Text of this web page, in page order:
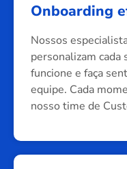
Onboarding
Nossos
personalizam cada
funcione e faça
equipe. Cada
nosso time de